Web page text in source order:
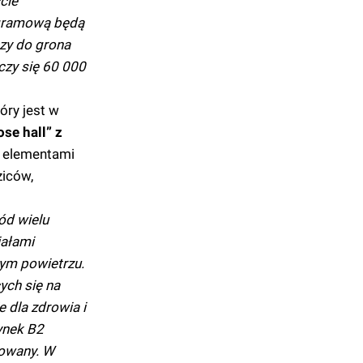
będą
do grona
się 60 000
jest w
hall” z
wielu
powietrzu.
się na
dla zdrowia i
B2
W